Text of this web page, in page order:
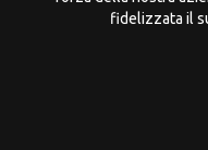
fidelizzata il